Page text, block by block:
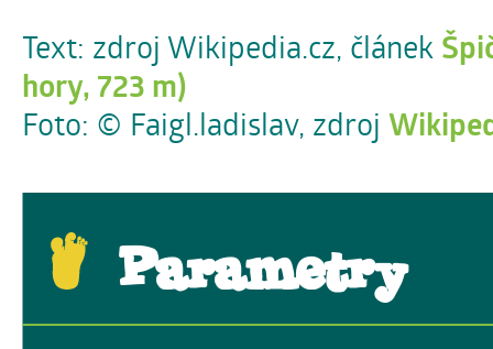
Text: zdroj Wikipedia.cz, článek
hory, 723 m)
Foto: © Faigl.ladislav, zdroj
Parametry